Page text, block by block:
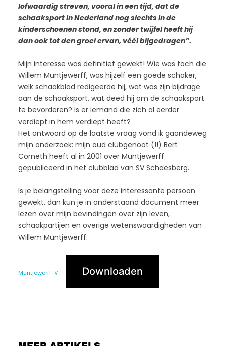
lofwaardig streven, vooral in een tijd, dat de
schaaksport in Nederland nog slechts in de
kinderschoenen stond, en zonder twijfel heeft hij
dan ook tot den groei ervan, véél bijgedragen”.
Mijn interesse was definitief gewekt! Wie was toch die
Willem Muntjewerff, was hijzelf een goede schaker,
welk schaakblad redigeerde hij, wat was zijn bijdrage
aan de schaaksport, wat deed hij om de schaaksport
te bevorderen? Is er iemand die zich al eerder
verdiept in hem verdiept heeft?
Het antwoord op de laatste vraag vond ik gaandeweg
mijn onderzoek: mijn oud clubgenoot (!!) Bert
Corneth heeft al in 2001 over Muntjewerff
gepubliceerd in het clubblad van SV Schaesberg.
Is je belangstelling voor deze interessante persoon
gewekt, dan kun je in onderstaand document meer
lezen over mijn bevindingen over zijn leven,
schaakpartijen en overige wetenswaardigheden van
Willem Muntjewerff.
Muntjewerff-V Downloaden